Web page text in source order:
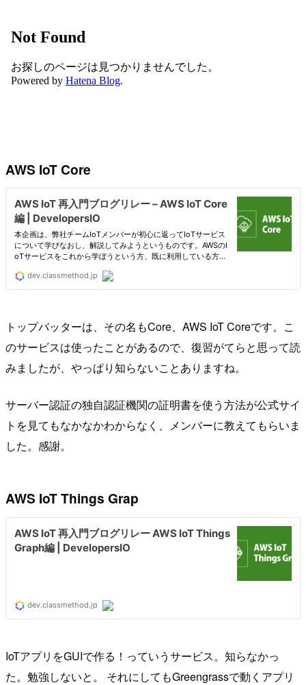
AWS IoT Core
トップバッターは、その名もCore、AWS IoT Coreです。こ
のサービスは使ったことがあるので、復習がてらと思って読
みましたが、やっぱり知らないことありますね。
サーバー認証の独自認証機関の証明書を使う方法が公式サイ
トを見てもなかなかわからなく、メンバーに教えてもらいま
した。感謝。
AWS IoT Things Grap
IoTアプリをGUIで作る！っていうサービス。知らなかっ
た。勉強しないと。 それにしてもGreengrassで動くアプリ